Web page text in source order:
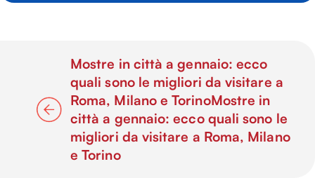
Mostre in città a gennaio: ecco
quali sono le migliori da visitare a
Roma, Milano e TorinoMostre in
città a gennaio: ecco quali sono le
migliori da visitare a Roma, Milano
e Torino